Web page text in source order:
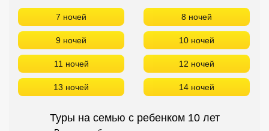
7 ночей 8 ночей
9 ночей 10 ночей
11 ночей 12 ночей
13 ночей 14 ночей
Туры на семью с ребенком 10 лет